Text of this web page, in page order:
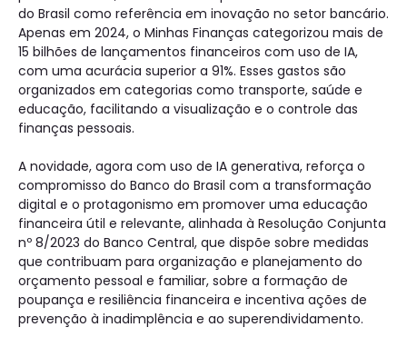
do Brasil como referência em inovação no setor bancário.
Apenas em 2024, o Minhas Finanças categorizou mais de
15 bilhões de lançamentos financeiros com uso de IA,
com uma acurácia superior a 91%. Esses gastos são
organizados em categorias como transporte, saúde e
educação, facilitando a visualização e o controle das
finanças pessoais.
A novidade, agora com uso de IA generativa, reforça o
compromisso do Banco do Brasil com a transformação
digital e o protagonismo em promover uma educação
financeira útil e relevante, alinhada à Resolução Conjunta
nº 8/2023 do Banco Central, que dispõe sobre medidas
que contribuam para organização e planejamento do
orçamento pessoal e familiar, sobre a formação de
poupança e resiliência financeira e incentiva ações de
prevenção à inadimplência e ao superendividamento.